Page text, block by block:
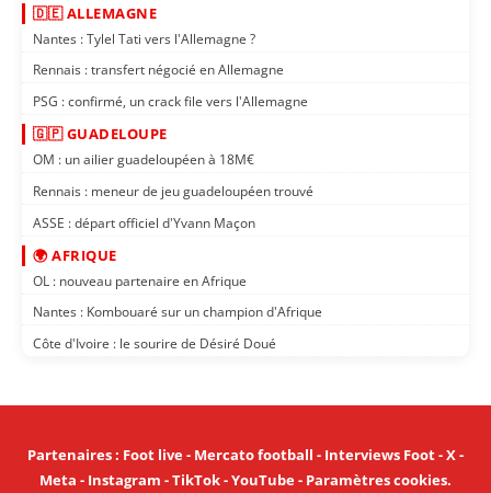
🇩🇪 ALLEMAGNE
Nantes : Tylel Tati vers l'Allemagne ?
Rennais : transfert négocié en Allemagne
PSG : confirmé, un crack file vers l'Allemagne
🇬🇵 GUADELOUPE
OM : un ailier guadeloupéen à 18M€
Rennais : meneur de jeu guadeloupéen trouvé
ASSE : départ officiel d'Yvann Maçon
🌍 AFRIQUE
OL : nouveau partenaire en Afrique
Nantes : Kombouaré sur un champion d'Afrique
Côte d'Ivoire : le sourire de Désiré Doué
Partenaires: Foot live- Mercato football - Interviews Foot-X-
Meta - Instagram -TikTok-YouTube- Paramètres cookies.